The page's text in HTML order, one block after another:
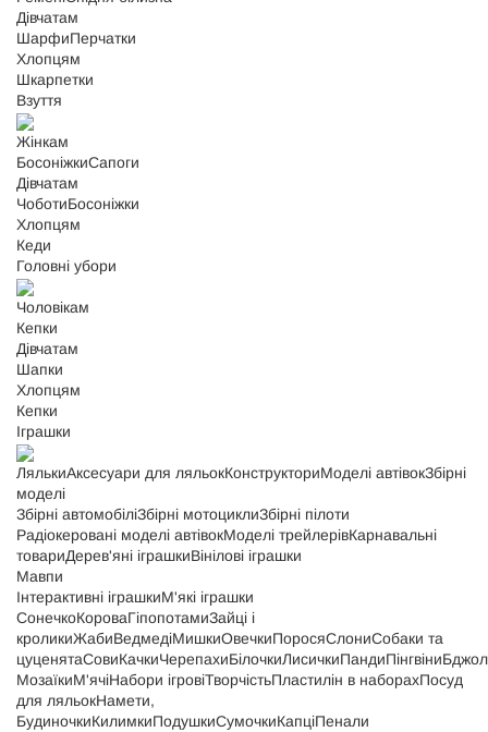
Дівчатам
ШарфиПерчатки
Хлопцям
Шкарпетки
Взуття
Жінкам
БосоніжкиСапоги
Дівчатам
ЧоботиБосоніжки
Хлопцям
Кеди
Головні убори
Чоловікам
Кепки
Дівчатам
Шапки
Хлопцям
Кепки
Іграшки
ЛялькиАксесуари для ляльокКонструкториМоделі автівокЗбірні
моделі
Збірні автомобіліЗбірні мотоциклиЗбірні пілоти
Радіокеровані моделі автівокМоделі трейлерівКарнавальні
товариДерев'яні іграшкиВінілові іграшки
Мавпи
Інтерактивні іграшкиМ'які іграшки
СонечкоКороваГіпопотамиЗайці і
кроликиЖабиВедмедіМишкиОвечкиПоросяСлониСобаки та
цуценятаСовиКачкиЧерепахиБілочкиЛисичкиПандиПінгвіни
МозаїкиМ'ячіНабори ігровіТворчістьПластилін в наборахПосуд
для ляльокНамети,
БудиночкиКилимкиПодушкиСумочкиКапціПенали